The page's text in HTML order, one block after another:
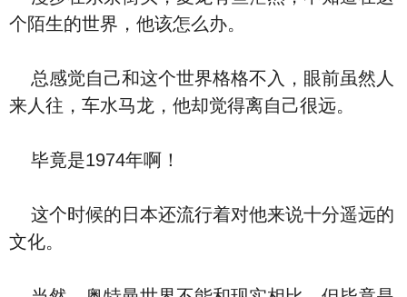
个陌生的世界，他该怎么办。
总感觉自己和这个世界格格不入，眼前虽然人
来人往，车水马龙，他却觉得离自己很远。
毕竟是1974年啊！
这个时候的日本还流行着对他来说十分遥远的
文化。